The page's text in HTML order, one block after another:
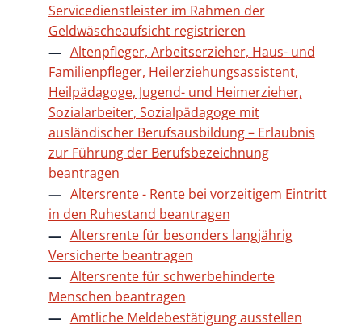
Servicedienstleister im Rahmen der
Geldwäscheaufsicht registrieren
Altenpfleger, Arbeitserzieher, Haus- und
Familienpfleger, Heilerziehungsassistent,
Heilpädagoge, Jugend- und Heimerzieher,
Sozialarbeiter, Sozialpädagoge mit
ausländischer Berufsausbildung – Erlaubnis
zur Führung der Berufsbezeichnung
beantragen
Altersrente - Rente bei vorzeitigem Eintritt
in den Ruhestand beantragen
Altersrente für besonders langjährig
Versicherte beantragen
Altersrente für schwerbehinderte
Menschen beantragen
Amtliche Meldebestätigung ausstellen